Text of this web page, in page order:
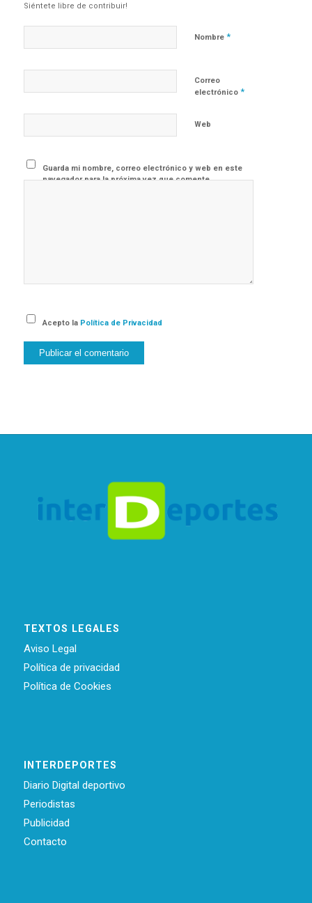
Siéntete libre de contribuir!
Nombre *
Correo
electrónico *
Web
Guarda mi nombre, correo electrónico y web en este
navegador para la próxima vez que comente.
Acepto la Política de Privacidad
TEXTOS LEGALES
Aviso Legal
Política de privacidad
Política de Cookies
INTERDEPORTES
Diario Digital deportivo
Periodistas
Publicidad
Contacto